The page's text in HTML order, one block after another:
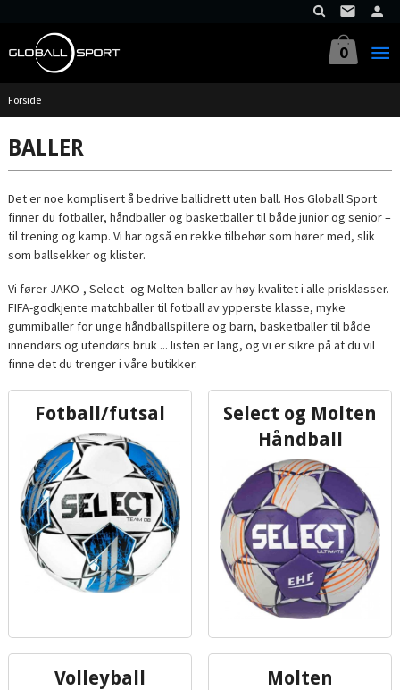
innholdet
0
Forside
BALLER
Det er noe komplisert å bedrive ballidrett uten ball. Hos Globall Sport
finner du fotballer, håndballer og basketballer til både junior og senior –
til trening og kamp. Vi har også en rekke tilbehør som hører med, slik
som ballsekker og klister.
Vi fører JAKO-, Select- og Molten-baller av høy kvalitet i alle prisklasser.
FIFA-godkjente matchballer til fotball av ypperste klasse, myke
gummiballer for unge håndballspillere og barn, basketballer til både
innendørs og utendørs bruk ... listen er lang, og vi er sikre på at du vil
finne det du trenger i våre butikker.
Fotball/futsal
Select og Molten
Håndball
Volleyball
Molten